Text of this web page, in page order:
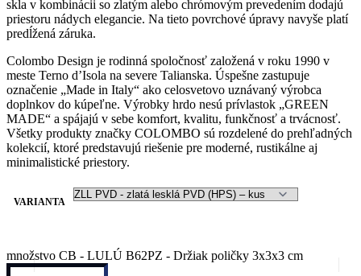
skla v kombinácii so zlatým alebo chrómovým prevedením dodajú
priestoru nádych elegancie. Na tieto povrchové úpravy navyše platí
predĺžená záruka.
Colombo Design je rodinná spoločnosť založená v roku 1990 v
meste Terno d’Isola na severe Talianska. Úspešne zastupuje
označenie „Made in Italy“ ako celosvetovo uznávaný výrobca
doplnkov do kúpeľne. Výrobky hrdo nesú prívlastok „GREEN
MADE“ a spájajú v sebe komfort, kvalitu, funkčnosť a trvácnosť.
Všetky produkty značky COLOMBO sú rozdelené do prehľadných
kolekcií, ktoré predstavujú riešenie pre moderné, rustikálne aj
minimalistické priestory.
VARIANTA
množstvo CB - LULÚ B62PZ - Držiak poličky 3x3x3 cm